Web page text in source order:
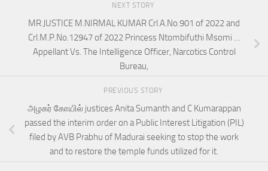
NEXT STORY
MR.JUSTICE M.NIRMAL KUMAR Crl.A.No.901 of 2022 and
Crl.M.P.No.12947 of 2022 Princess Ntombifuthi Msomi …
Appellant Vs. The Intelligence Officer, Narcotics Control
Bureau,
PREVIOUS STORY
அழகர் கோயில் justices Anita Sumanth and C Kumarappan
passed the interim order on a Public Interest Litigation (PIL)
filed by AVB Prabhu of Madurai seeking to stop the work
and to restore the temple funds utilized for it.